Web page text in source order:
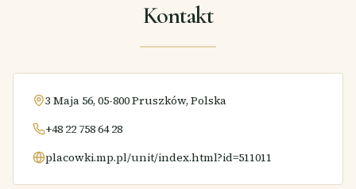
Kontakt
3 Maja 56, 05-800 Pruszków, Polska
+48 22 758 64 28
placowki.mp.pl/unit/index.html?id=511011